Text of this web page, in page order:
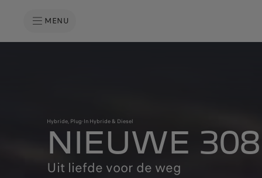
MENU
Hybride, Plug-In Hybride & Diesel
NIEUWE
Uit liefde voor de weg